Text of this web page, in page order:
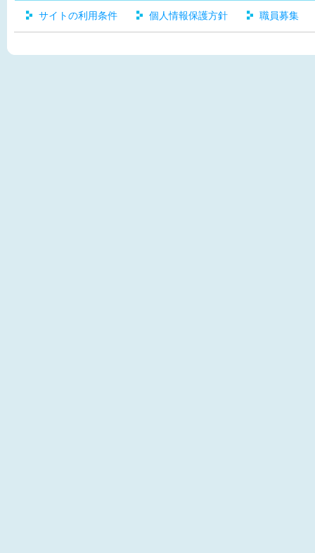
サイトの利用条件 個人情報保護方針 職員募集